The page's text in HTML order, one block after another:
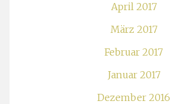
April 2017
März 2017
Februar 2017
Januar 2017
Dezember 2016